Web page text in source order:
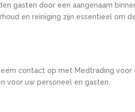
gasten door een aangenaam
en reiniging zijn essentieel om
contact op met Medtrading
voor uw personeel en gasten.